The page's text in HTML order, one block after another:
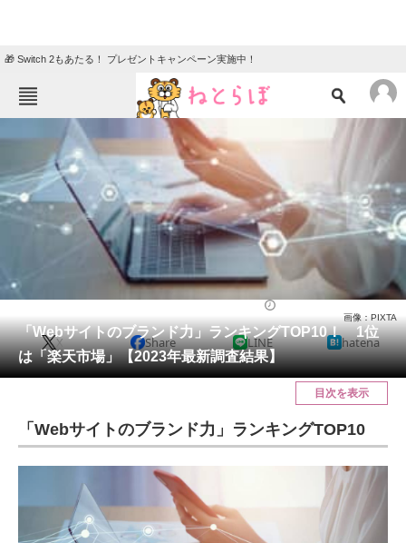
🎁 Switch 2もあたる！ プレゼントキャンペーン実施中！
ねとらぼメニュー
ニュース
エンタメ クイズ
グルメ 地域
動物 リサーチ
会員記事
メディア
ITの今と未来を見通す
スマホと通信の最新トレンド
進化するPCとデバイスの未来
「Webサイトのブランド力」ランキングTOP10！ 1位
は「楽天市場」【2023年最新調査結果】
画像：PIXTA
X Share LINE hatena
目次を表示
「Webサイトのブランド力」ランキングTOP10